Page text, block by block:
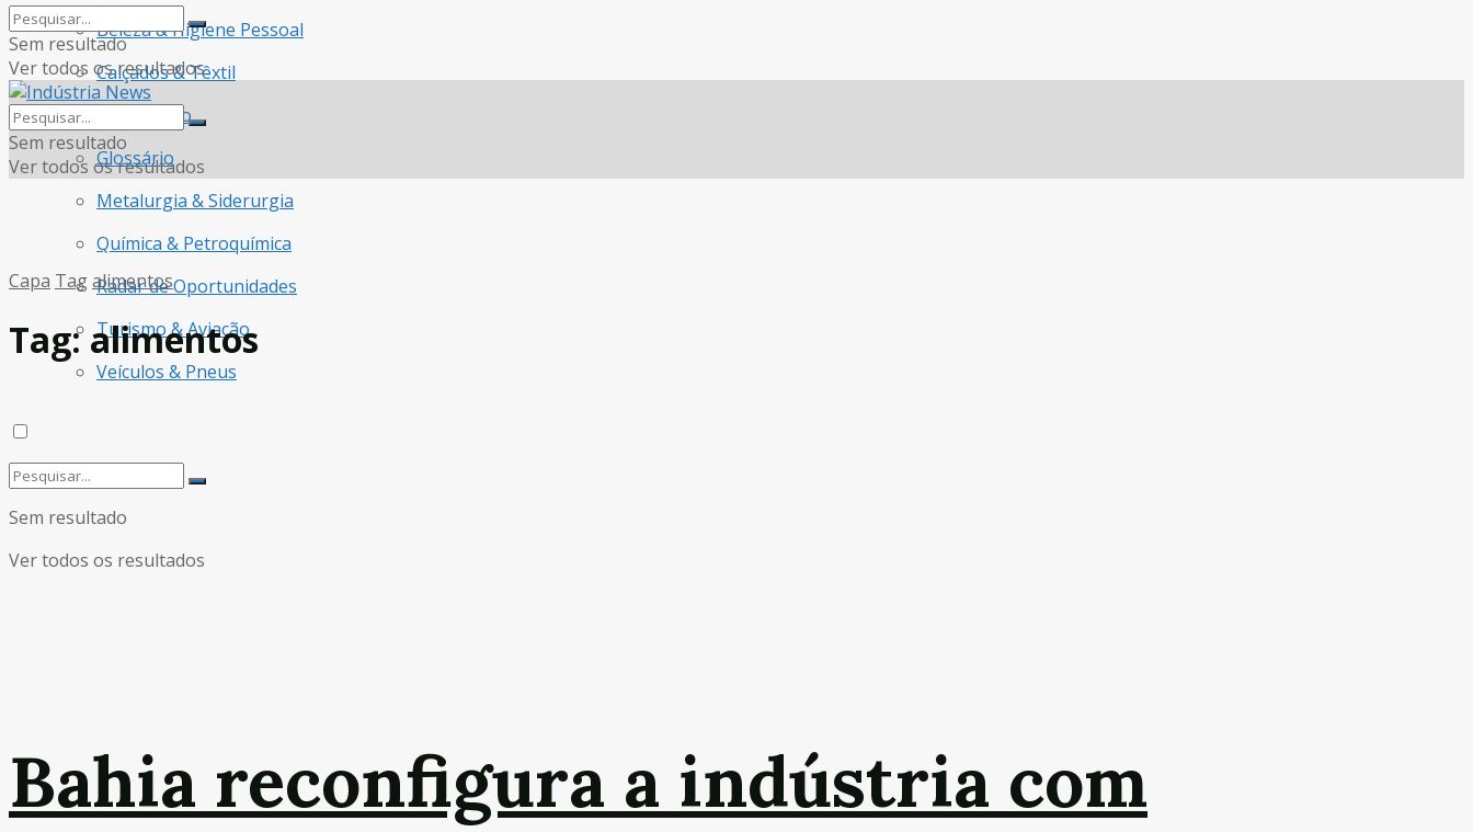
Beleza & Higiene Pessoal
Calçados & Têxtil
Construção
Glossário
Metalurgia & Siderurgia
Química & Petroquímica
Radar de Oportunidades
Turismo & Aviação
Veículos & Pneus
Sem resultado
Ver todos os resultados
Sem resultado
Ver todos os resultados
Sem resultado
Ver todos os resultados
Capa Tagalimentos
Tag:alimentos
Bahia reconfigura a indústria com